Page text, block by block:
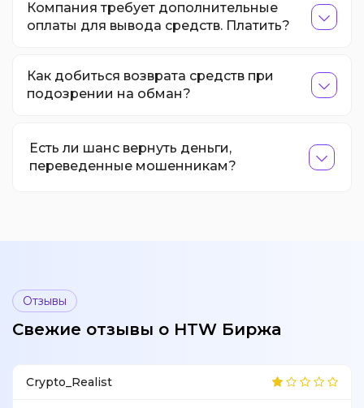
Компания требует дополнительные
оплаты для вывода средств. Платить?
Как добиться возврата средств при
подозрении на обман?
Есть ли шанс вернуть деньги,
переведенные мошенникам?
Отзывы
Свежие отзывы о HTW Биржа
Crypto_Realist